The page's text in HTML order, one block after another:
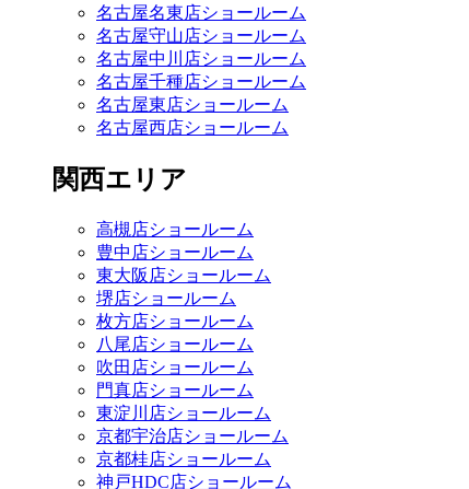
名古屋名東店ショールーム
名古屋守山店ショールーム
名古屋中川店ショールーム
名古屋千種店ショールーム
名古屋東店ショールーム
名古屋西店ショールーム
関西エリア
高槻店ショールーム
豊中店ショールーム
東大阪店ショールーム
堺店ショールーム
枚方店ショールーム
八尾店ショールーム
吹田店ショールーム
門真店ショールーム
東淀川店ショールーム
京都宇治店ショールーム
京都桂店ショールーム
神戸HDC店ショールーム